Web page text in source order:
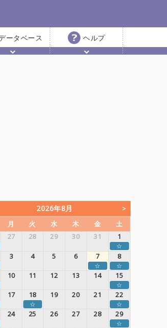
ータベース ヘルプ
2026年8月
月 火 水 木 金
土
27 28 29 30 31 1
☆
3 4 5 6 7 8
☆ ☆
10 11 12 13 14 15
☆
17 18 19 20 21 22
☆ ☆
24 25 26 27 28 29
☆